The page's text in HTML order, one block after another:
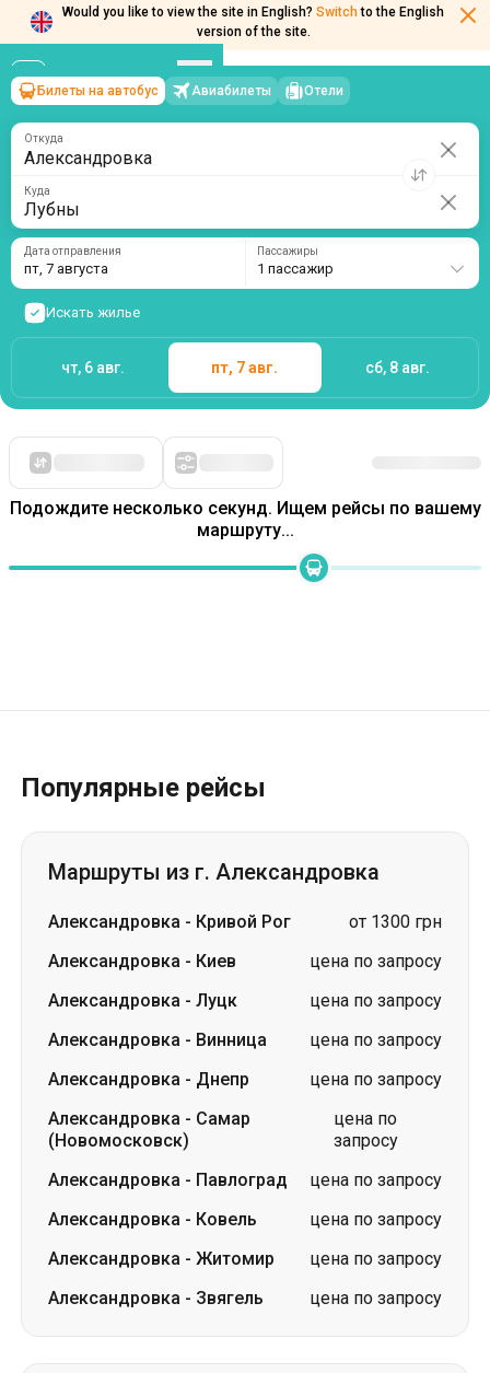
Would you like to view the site in English? Switch to the English
version of the site.
Александровка Лубны
Билеты на автобус Авиабилеты Отели
Куда
Дата отправления
пт, 7 августа
Искать жилье
Подождите несколько секунд. Ищем рейсы по вашему
маршруту...
Популярные рейсы
Маршруты из г. Александровка
Александровка - Кривой Рог
от 1300 грн
Александровка - Киев
цена по запросу
Александровка - Луцк
цена по запросу
Александровка - Винница
цена по запросу
Александровка - Днепр
цена по запросу
Александровка - Самар
(Новомосковск)
цена по
запросу
Александровка - Павлоград
цена по запросу
Александровка - Ковель
цена по запросу
Александровка - Житомир
цена по запросу
Александровка - Звягель цена по запросу